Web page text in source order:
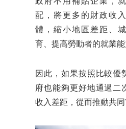
配，將更多的財政收
體，縮小地區差距、
育、提高勞動者的就業能
因此，如果按照比較優
府也能夠更好地通過二
收入差距，從而推動共同